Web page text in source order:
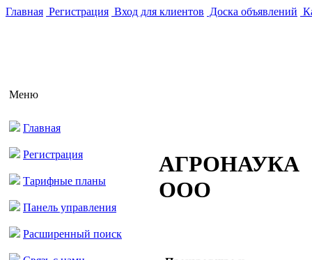
Главная Регистрация Вход для клиентов Доска объявлений
Меню
Главная
Регистрация
Тарифные планы
Панель управления
Расширенный поиск
АГРОНАУКА
ООО